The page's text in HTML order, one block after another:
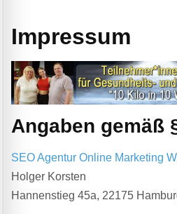
Impressum
Angaben gemäß
SEO Agentur Online Marketing
Holger Korsten
Hannenstieg 45a, 22175